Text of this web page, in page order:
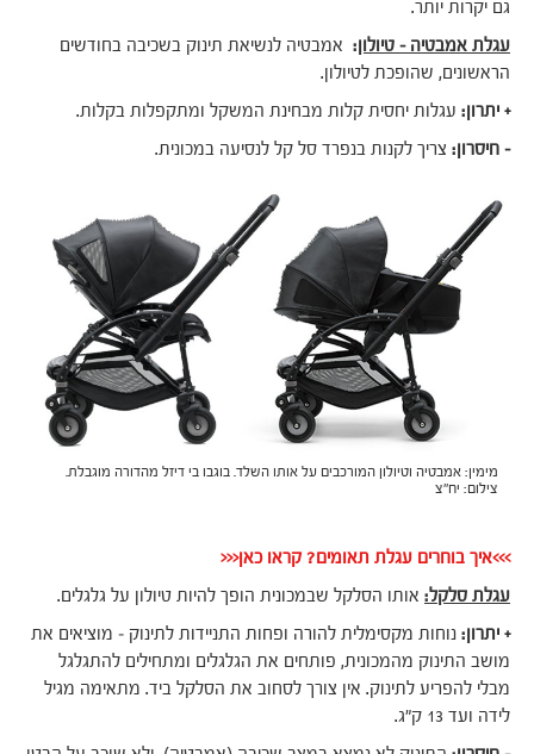
גם יקרות יותר.
עגלת אמבטיה – טיולון: אמבטיה לנשיאת תינוק בשכיבה בחודשים
הראשונים, שהופכת לטיולון.
+ יתרון: עגלות יחסית קלות מבחינת המשקל ומתקפלות בקלות.
– חיסרון: צריך לקנות בנפרד סל קל לנסיעה במכונית.
מימין: אמבטיה וטיולון המורכבים על אותו השלד. בוגבו בי דיזל מהדורה מוגבלת.
צילום: יח"צ
>>>איך בוחרים עגלת תאומים? קראו כאן<<<
עגלת סלקל: אותו הסלקל שבמכונית הופך להיות טיולון על גלגלים.
+ יתרון: נוחות מקסימלית להורה ופחות התניידות לתינוק – מוציאים את
מושב התינוק מהמכונית, פותחים את הגלגלים ומתחילים להתגלגל
מבלי להפריע לתינוק. אין צורך לסחוב את הסלקל ביד. מתאימה מגיל
לידה ועד 13 ק"ג.